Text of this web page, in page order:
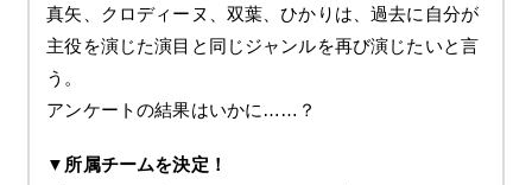
真矢、クロディーヌ、双葉、ひかりは、過去に自分が
主役を演じた演目と同じジャンルを再び演じたいと言
う。
アンケートの結果はいかに……？
▼所属チームを決定！